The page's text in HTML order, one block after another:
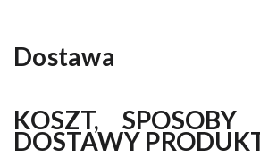
Dostawa
KOSZT,
DOSTAWY